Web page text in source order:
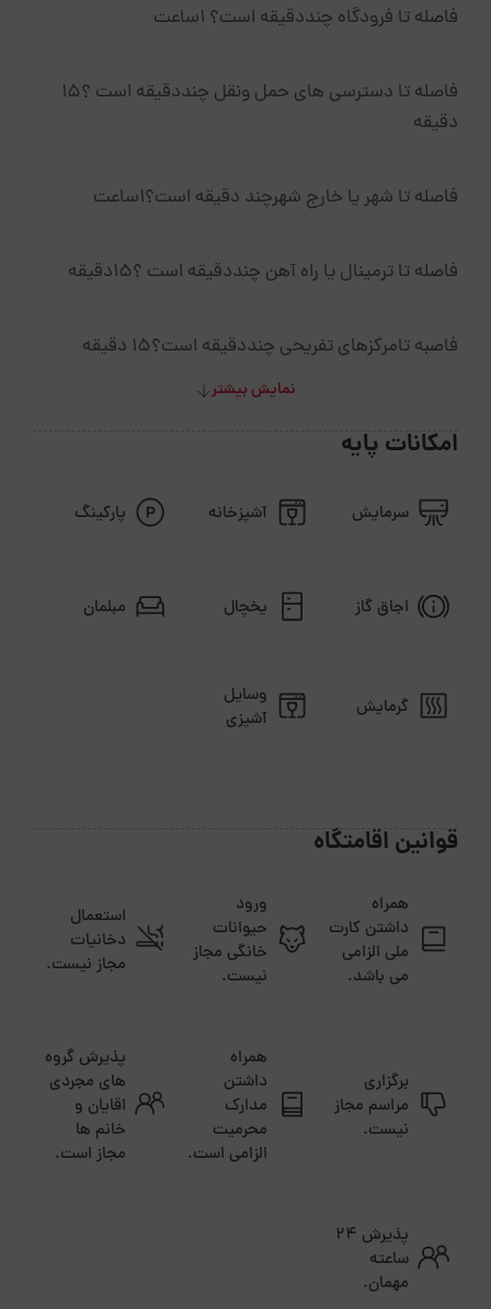
فاصله تا فرودگاه چنددقیقه است؟ 1ساعت
فاصله تا دسترسی های حمل ونقل چنددقیقه است ؟۱۵
دقیقه
فاصله تا شهر یا خارج شهرچند دقیقه است؟۱ساعت
فاصله تا ترمینال یا راه آهن چنددقیقه است ؟15دقیقه
فاصبه تامرکزهای تفریحی چنددقیقه است؟15 دقیقه
نمایش بیشتر
امکانات پایه
سرمایش آشپزخانه پارکینگ
اجاق گاز یخچال مبلمان
گرمایش
وسایل
آشپزی
قوانین اقامتگاه
همراه
داشتن کارت
ملی الزامی
می باشد.
ورود
حیوانات
خانگی مجاز
نیست.
استعمال
دخانیات
مجاز نیست.
برگزاری
مراسم مجاز
نیست.
همراه
داشتن
مدارک
محرمیت
الزامی است.
پذیرش گروه
های مجردی
اقایان و
خانم ها
مجاز است.
پذیرش ۲۴
ساعته
مهمان.